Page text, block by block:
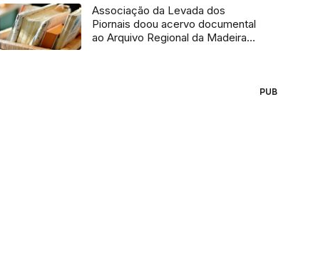
Associação da Levada dos
Piornais doou acervo documental
ao Arquivo Regional da Madeira
PUB